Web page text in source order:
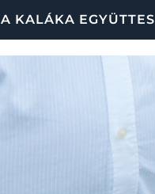
A KALÁKA EGYÜTTES